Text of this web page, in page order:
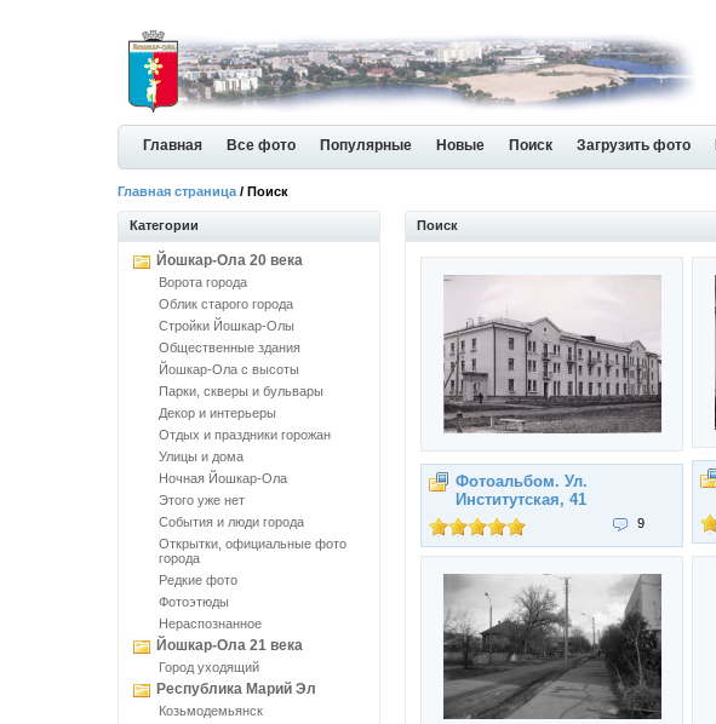
Главная Все фото Популярные Новые Поиск Загрузить фото
Главная страница / Поиск
Категории
Йошкар-Ола 20 века
Ворота города
Облик старого города
Стройки Йошкар-Олы
Общественные здания
Йошкар-Ола с высоты
Парки, скверы и бульвары
Декор и интерьеры
Отдых и праздники горожан
Улицы и дома
Ночная Йошкар-Ола
Этого уже нет
События и люди города
Открытки, официальные фото
города
Редкие фото
Фотоэтюды
Нераспознанное
Йошкар-Ола 21 века
Город уходящий
Республика Марий Эл
Козьмодемьянск
Поиск
Фотоальбом. Ул.
Институтская, 41
9